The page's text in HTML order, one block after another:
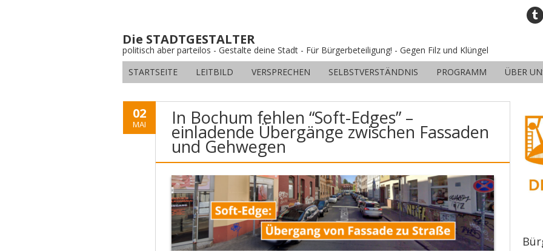
Die STADTGESTALTER
politisch aber parteilos - Gestalte deine Stadt - Für Bürgerbeteiligung! - Gegen Filz und Klüngel
STARTSEITE
LEITBILD VERSPRECHEN SELBSTVERSTÄNDNIS PROGRAMM ÜBER
02
MAI In Bochum fehlen “Soft-Edges” –
einladende Übergänge zwischen Fassaden
und Gehwegen